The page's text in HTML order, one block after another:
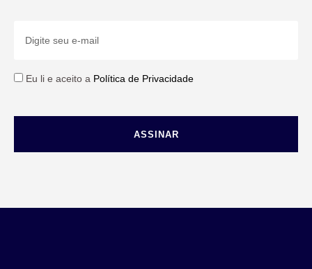
Eu li e aceito a Política de Privacidade
ASSINAR